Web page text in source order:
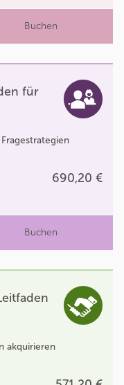
Buchen
für
690,20 €
Buchen
akquirieren